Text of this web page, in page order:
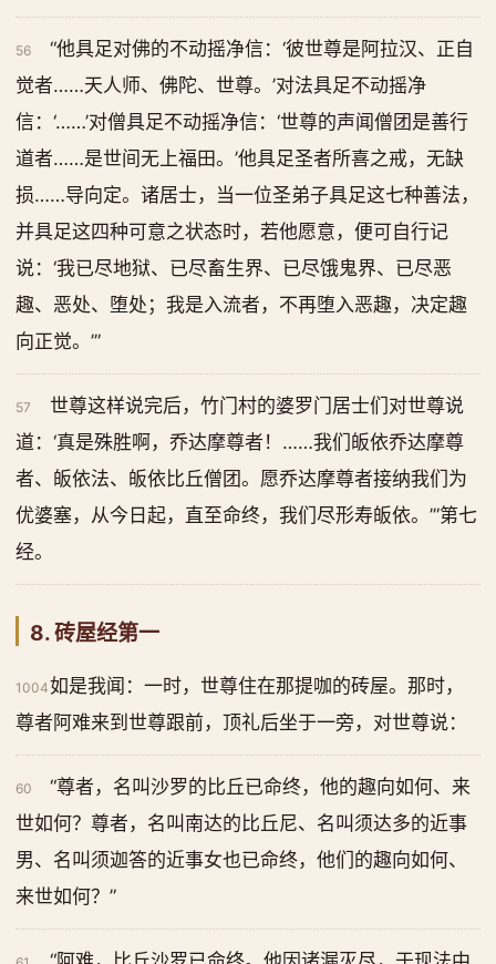
56
“他具足对佛的不动摇净信：‘彼世尊是阿拉汉、正自
觉者……天人师、佛陀、世尊。’对法具足不动摇净
信：‘……’对僧具足不动摇净信：‘世尊的声闻僧团是善行
道者……是世间无上福田。’他具足圣者所喜之戒，无缺
损……导向定。诸居士，当一位圣弟子具足这七种善法，
并具足这四种可意之状态时，若他愿意，便可自行记
说：‘我已尽地狱、已尽畜生界、已尽饿鬼界、已尽恶
趣、恶处、堕处；我是入流者，不再堕入恶趣，决定趣
向正觉。’”
57
世尊这样说完后，竹门村的婆罗门居士们对世尊说
道：‘真是殊胜啊，乔达摩尊者！……我们皈依乔达摩尊
者、皈依法、皈依比丘僧团。愿乔达摩尊者接纳我们为
优婆塞，从今日起，直至命终，我们尽形寿皈依。’”第七
经。
8. 砖屋经第一
1004如是我闻：一时，世尊住在那提咖的砖屋。那时，
尊者阿难来到世尊跟前，顶礼后坐于一旁，对世尊说：
60
“尊者，名叫沙罗的比丘已命终，他的趣向如何、来
世如何？尊者，名叫南达的比丘尼、名叫须达多的近事
男、名叫须迦答的近事女也已命终，他们的趣向如何、
来世如何？”